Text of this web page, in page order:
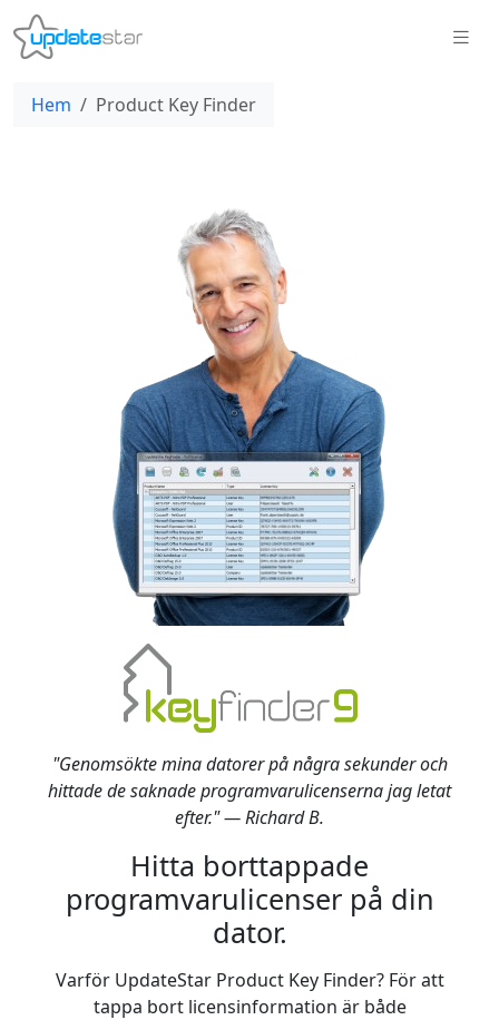
Hem Product Key Finder
"Genomsökte mina datorer på några sekunder och
hittade de saknade programvarulicenserna jag letat
efter." — Richard B.
Hitta borttappade
programvarulicenser på din
dator.
Varför UpdateStar Product Key Finder? För att
tappa bort licensinformation är både